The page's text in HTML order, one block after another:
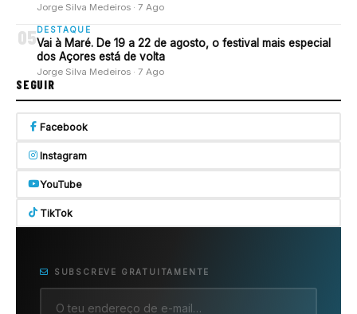
Jorge Silva Medeiros · 7 Ago
05 DESTAQUE
Vai à Maré. De 19 a 22 de agosto, o festival mais especial
dos Açores está de volta
Jorge Silva Medeiros · 7 Ago
SEGUIR
Facebook
Instagram
YouTube
TikTok
SUBSCREVE GRATUITAMENTE